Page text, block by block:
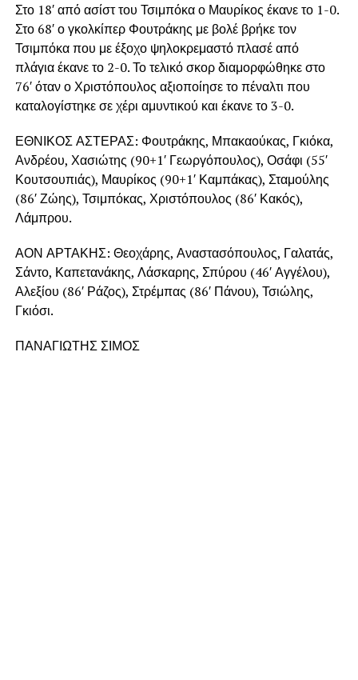
Στο 18′ από ασίστ του Τσιμπόκα ο Μαυρίκος έκανε το 1-0.
Στο 68′ ο γκολκίπερ Φουτράκης με βολέ βρήκε τον
Τσιμπόκα που με έξοχο ψηλοκρεμαστό πλασέ από
πλάγια έκανε το 2-0. Το τελικό σκορ διαμορφώθηκε στο
76′ όταν ο Χριστόπουλος αξιοποίησε το πέναλτι που
καταλογίστηκε σε χέρι αμυντικού και έκανε το 3-0.
ΕΘΝΙΚΟΣ ΑΣΤΕΡΑΣ: Φουτράκης, Μπακαούκας, Γκιόκα,
Ανδρέου, Χασιώτης (90+1′ Γεωργόπουλος), Οσάφι (55′
Κουτσουπιάς), Μαυρίκος (90+1′ Καμπάκας), Σταμούλης
(86′ Ζώης), Τσιμπόκας, Χριστόπουλος (86′ Κακός),
Λάμπρου.
ΑΟΝ ΑΡΤΑΚΗΣ: Θεοχάρης, Αναστασόπουλος, Γαλατάς,
Σάντο, Καπετανάκης, Λάσκαρης, Σπύρου (46′ Αγγέλου),
Αλεξίου (86′ Ράζος), Στρέμπας (86′ Πάνου), Τσιώλης,
Γκιόσι.
ΠΑΝΑΓΙΩΤΗΣ ΣΙΜΟΣ